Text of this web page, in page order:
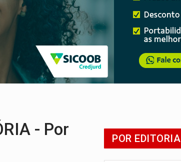
Rondônia
Alternativo
Único nos Cras de PVH
- Por
POR EDITORIA